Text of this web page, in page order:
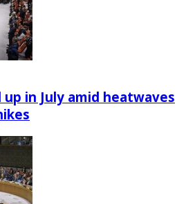
up in July amid heatwaves